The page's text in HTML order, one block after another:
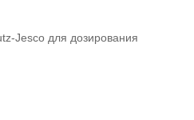
Jesco для дозирования